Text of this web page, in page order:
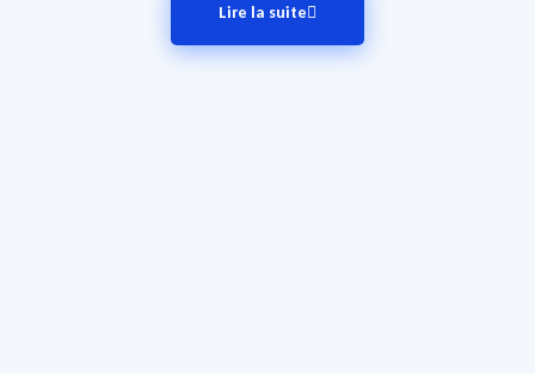
Lire la suite